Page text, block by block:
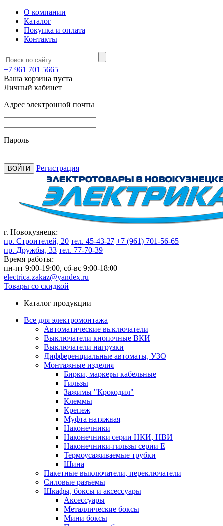
О компании
Каталог
Покупка и оплата
Контакты
+7 961 701 5665
Ваша корзина пуста
Личный кабинет
Адрес электронной почты
Пароль
ВОЙТИ Регистрация
г. Новокузнецк:
пр. Строителей, 20 тел. 45-43-27 +7 (961) 701-56-65
пр. Дружбы, 33 тел. 77-70-39
Время работы:
пн-пт 9:00-19:00, сб-вс 9:00-18:00
electrica.zakaz@yandex.ru
Товары со скидкой
Каталог продукции
Все для электромонтажа
Автоматические выключатели
Выключатели кнопочные ВКИ
Выключатели нагрузки
Дифференциальные автоматы, УЗО
Монтажные изделия
Бирки, маркеры кабельные
Гильзы
Зажимы "Крокодил"
Клеммы
Крепеж
Муфта натяжная
Наконечники
Наконечники серии НКИ, НВИ
Наконечники-гильзы серии Е
Термоусаживаемые трубки
Шина
Пакетные выключатели, переключатели
Силовые разъемы
Шкафы, боксы и аксессуары
Аксессуары
Металлические боксы
Мини боксы